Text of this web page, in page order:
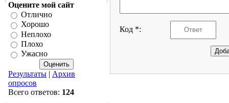
Оцените мой сайт
Отлично
Хорошо
Неплохо
Плохо
Ужасно
Результаты | Архив
опросов
Всего ответов: 124
Код *: